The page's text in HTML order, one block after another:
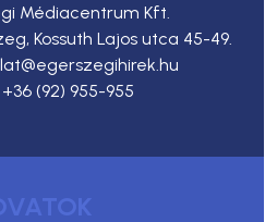
Médiacentrum Kft.
Kossuth Lajos utca 45-49.
+36 (92) 955-955